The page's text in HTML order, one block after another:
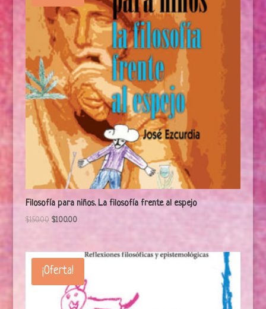
Filosofía para niños. La filosofía frente al espejo
$150.00 $100.00
¡Oferta!